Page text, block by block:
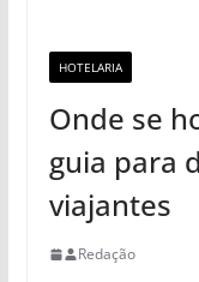
HOTELARIA
Onde se
guia para
viajantes
Redação